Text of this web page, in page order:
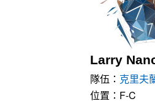
Larry
隊伍： 克里夫
位置：F-C